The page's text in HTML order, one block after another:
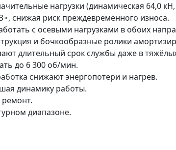
нагрузки (динамическая 64,0 кН,
снижая риск преждевременного износа.
с осевыми нагрузками в обоих
и бочкообразные ролики
длительный срок службы даже в
до 6 300 об/мин.
снижают энергопотери и нагрев.
динамику работы.
диапазоне.